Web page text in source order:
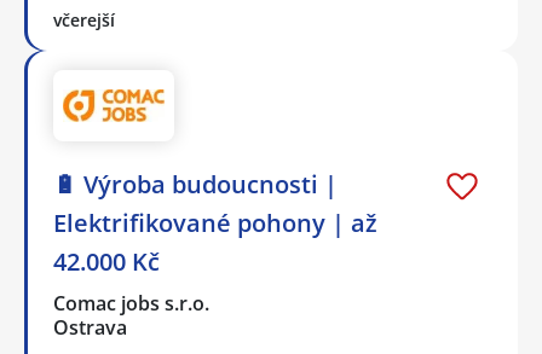
včerejší
🔋 Výroba budoucnosti |
Elektrifikované pohony | až
42.000 Kč
Comac jobs s.r.o.
Ostrava